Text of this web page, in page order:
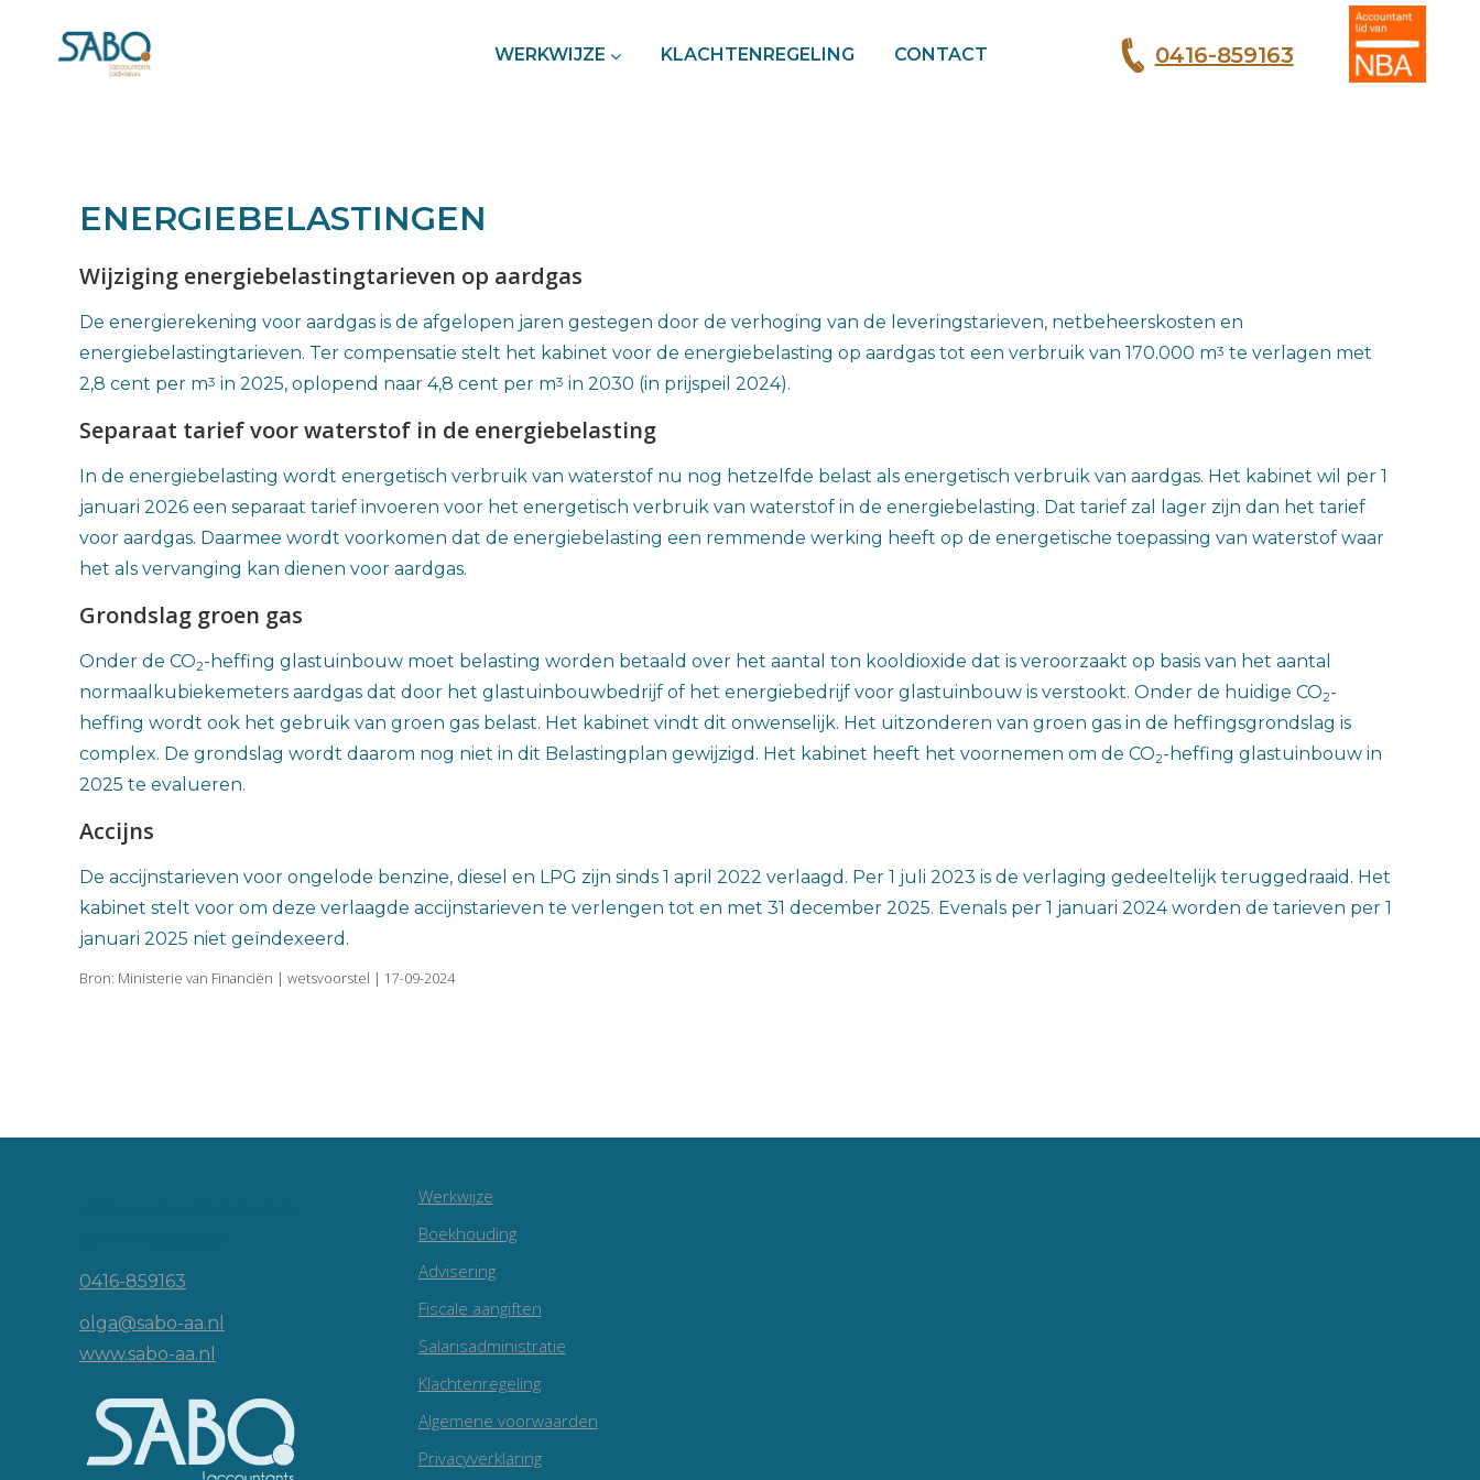
WERKWIJZE KLACHTENREGELING CONTACT 0416-859163
ENERGIEBELASTINGEN
Wijziging energiebelastingtarieven op aardgas
De energierekening voor aardgas is de afgelopen jaren gestegen door de verhoging van de leveringstarieven, netbeheerskosten en
energiebelastingtarieven. Ter compensatie stelt het kabinet voor de energiebelasting op aardgas tot een verbruik van 170.000 m3 te verlagen met
2,8 cent per m3 in 2025, oplopend naar 4,8 cent per m3 in 2030 (in prijspeil 2024).
Separaat tarief voor waterstof in de energiebelasting
In de energiebelasting wordt energetisch verbruik van waterstof nu nog hetzelfde belast als energetisch verbruik van aardgas. Het kabinet wil per 1
januari 2026 een separaat tarief invoeren voor het energetisch verbruik van waterstof in de energiebelasting. Dat tarief zal lager zijn dan het tarief
voor aardgas. Daarmee wordt voorkomen dat de energiebelasting een remmende werking heeft op de energetische toepassing van waterstof waar
het als vervanging kan dienen voor aardgas.
Grondslag groen gas
Onder de CO2-heffing glastuinbouw moet belasting worden betaald over het aantal ton kooldioxide dat is veroorzaakt op basis van het aantal
normaalkubiekemeters aardgas dat door het glastuinbouwbedrijf of het energiebedrijf voor glastuinbouw is verstookt. Onder de huidige CO2-
heffing wordt ook het gebruik van groen gas belast. Het kabinet vindt dit onwenselijk. Het uitzonderen van groen gas in de heffingsgrondslag is
complex. De grondslag wordt daarom nog niet in dit Belastingplan gewijzigd. Het kabinet heeft het voornemen om de CO2-heffing glastuinbouw in
2025 te evalueren.
Accijns
De accijnstarieven voor ongelode benzine, diesel en LPG zijn sinds 1 april 2022 verlaagd. Per 1 juli 2023 is de verlaging gedeeltelijk teruggedraaid. Het
kabinet stelt voor om deze verlaagde accijnstarieven te verlengen tot en met 31 december 2025. Evenals per 1 januari 2024 worden de tarieven per 1
januari 2025 niet geïndexeerd.
Bron: Ministerie van Financiën | wetsvoorstel | 17-09-2024
0416-859163
olga@sabo-aa.nl
www.sabo-aa.nl
Werkwijze
Boekhouding
Advisering
Fiscale aangiften
Salarisadministratie
Klachtenregeling
Algemene voorwaarden
Privacyverklaring